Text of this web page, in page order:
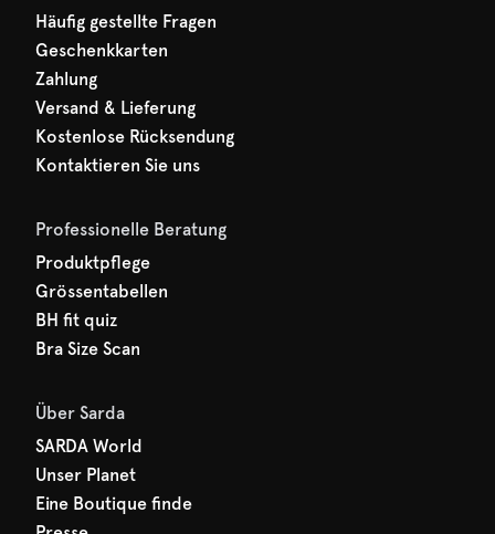
Häufig gestellte Fragen
Geschenkkarten
Zahlung
Versand & Lieferung
Kostenlose Rücksendung
Kontaktieren Sie uns
Professionelle Beratung
Produktpflege
Grössentabellen
BH fit quiz
Bra Size Scan
Über Sarda
SARDA World
Unser Planet
Eine Boutique finde